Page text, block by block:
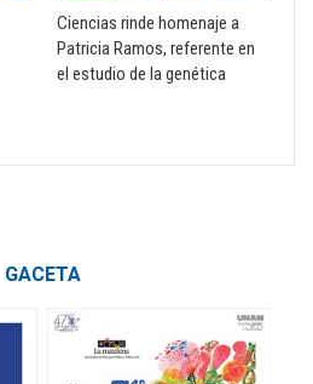
Ciencias rinde homenaje a
Patricia Ramos, referente en
el estudio de la genética
GACETA